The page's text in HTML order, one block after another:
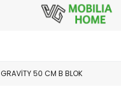
GRAVİTY 50 CM B BLOK